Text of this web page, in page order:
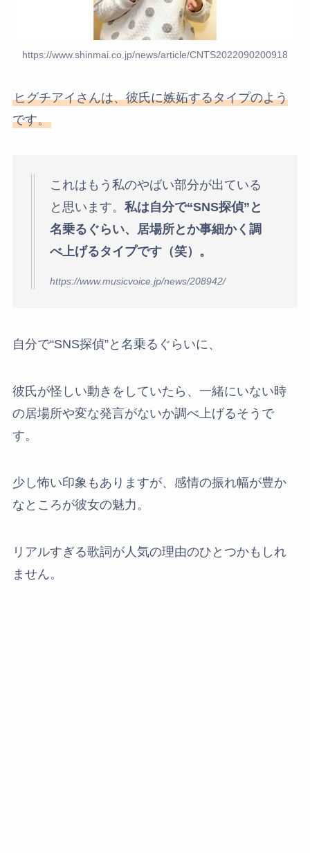
https://www.shinmai.co.jp/news/article/CNTS2022090200918
ヒグチアイさんは、彼氏に嫉妬するタイプのよう
です。
これはもう私のやばい部分が出ている
と思います。 私は自分で“SNS探偵”と
名乗るぐらい、居場所とか事細かく調
べ上げるタイプです（笑）。
https://www.musicvoice.jp/news/208942/
自分で“SNS探偵”と名乗るぐらいに、
彼氏が怪しい動きをしていたら、一緒にいない時
の居場所や変な発言がないか調べ上げるそうで
す。
少し怖い印象もありますが、感情の振れ幅が豊か
なところが彼女の魅力。
リアルすぎる歌詞が人気の理由のひとつかもしれ
ません。